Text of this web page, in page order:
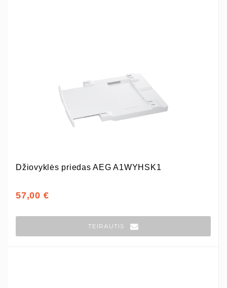
Džiovyklės priedas AEG A1WYHSK1
57,00 €
TEIRAUTIS